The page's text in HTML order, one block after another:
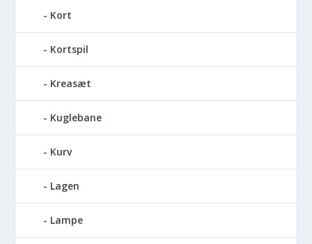
Kort
Kortspil
Kreasæt
Kuglebane
Kurv
Lagen
Lampe